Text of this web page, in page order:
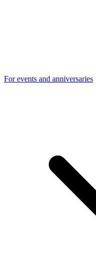
For events and anniversaries